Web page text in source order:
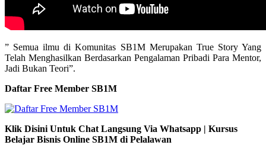
” Semua ilmu di Komunitas SB1M Merupakan True Story Yang
Telah Menghasilkan Berdasarkan Pengalaman Pribadi Para Mentor,
Jadi Bukan Teori”.
Daftar Free Member SB1M
Klik Disini Untuk Chat Langsung Via Whatsapp | Kursus
Belajar Bisnis Online SB1M di Pelalawan